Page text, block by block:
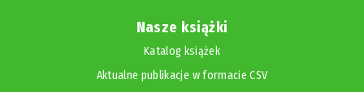
Nasze książki
Katalog książek
Aktualne publikacje w formacie CSV